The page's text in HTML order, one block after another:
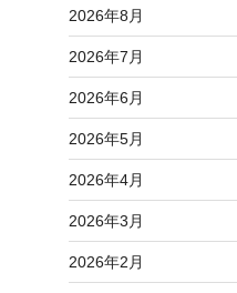
2026年8月
2026年7月
2026年6月
2026年5月
2026年4月
2026年3月
2026年2月